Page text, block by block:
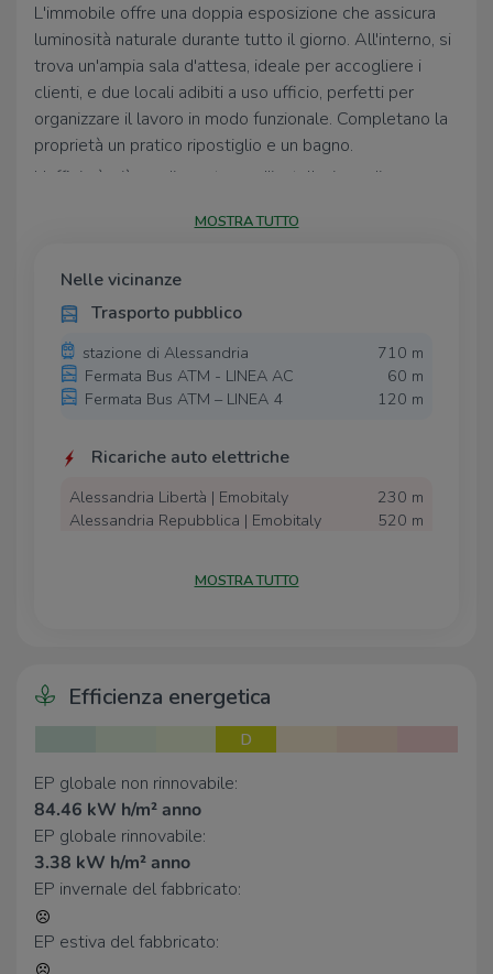
L'immobile offre una doppia esposizione che assicura
luminosità naturale durante tutto il giorno. All'interno, si
trova un'ampia sala d'attesa, ideale per accogliere i
clienti, e due locali adibiti a uso ufficio, perfetti per
organizzare il lavoro in modo funzionale. Completano la
proprietà un pratico ripostiglio e un bagno.
L'ufficio è già predisposto per l'installazione di un
norma con certificazione di conformità di recente
a diverse esigenze professionali.
MOSTRA TUTTO
Nelle vicinanze
Trasporto pubblico
stazione di Alessandria
710 m
Fermata Bus ATM - LINEA AC
60 m
Fermata Bus ATM – LINEA 4
120 m
Ricariche auto elettriche
Alessandria Libertà | Emobitaly
230 m
Alessandria Repubblica | Emobitaly
520 m
Alessandria Via San Giovanni Bosco |
Scuole
Istituto Musicale "Vivaldi"
170 m
Palazzo Cuttica
Scuole
I.I.S. Saluzzo Plana
Farmacia
Farmacia Scevola
MOSTRA TUTTO
Efficienza energetica
D
EP globale non rinnovabile:
84.46 kW h/m² anno
EP globale rinnovabile:
3.38 kW h/m² anno
EP invernale del fabbricato:
EP estiva del fabbricato: